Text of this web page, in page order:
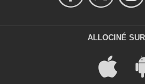
ALLOCINÉ